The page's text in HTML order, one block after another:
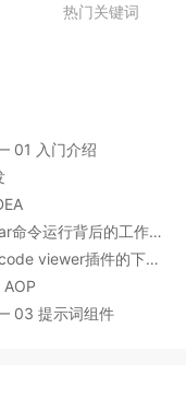
热门关键词
01 入门介绍
SpringBoot 应用启动原理详解：java -jar命令运行背后的工作机制
学习Java字节码的神器：jclasslib bytecode viewer插件的下载安装和使用
03 提示词组件